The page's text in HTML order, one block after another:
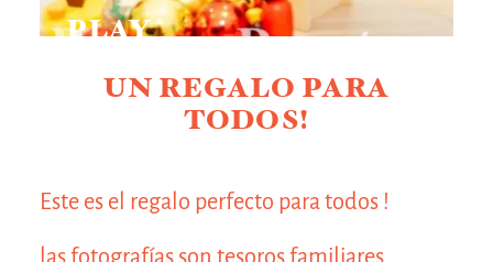
PLAY
UN REGALO PARA
TODOS!
Este es el regalo perfecto para todos !
las fotografías son tesoros familiares